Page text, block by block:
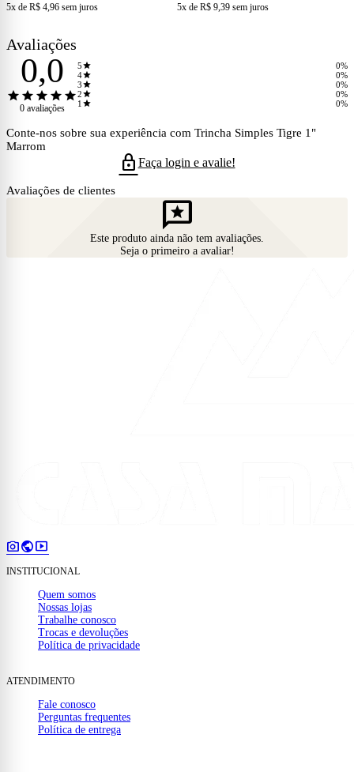
5x de R$ 4,96 sem juros 5x de R$ 9,39 sem juros
Avaliações
0,0
starstarstarstarstar
0 avaliações
5star
0%
4star
0%
3star
0%
2star
0%
1 star 0%
Conte-nos sobre sua experiência com Trincha Simples Tigre 1"
Marrom
lockFaça login e avalie!
Avaliações de clientes
reviews
Este produto ainda não tem avaliações.
Seja o primeiro a avaliar!
photo_camerapublicsmart_display
INSTITUCIONAL
Quem somos
Nossas lojas
Trabalhe conosco
Trocas e devoluções
Política de privacidade
ATENDIMENTO
Fale conosco
Perguntas frequentes
Política de entrega